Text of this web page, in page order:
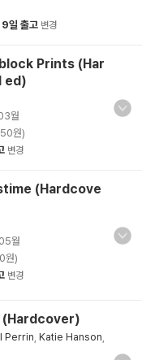
일 출고 변경
Prints (Har
ed)
월
원)
변경
(Hardcove
월
원)
변경
(Hardcover)
Perrin Katie Hanson